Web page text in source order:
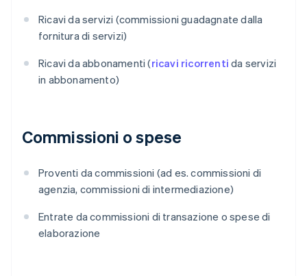
Ricavi da servizi (commissioni guadagnate dalla
fornitura di servizi)
Ricavi da abbonamenti (ricavi ricorrenti da servizi
in abbonamento)
Commissioni o spese
Proventi da commissioni (ad es. commissioni di
agenzia, commissioni di intermediazione)
Entrate da commissioni di transazione o spese di
elaborazione